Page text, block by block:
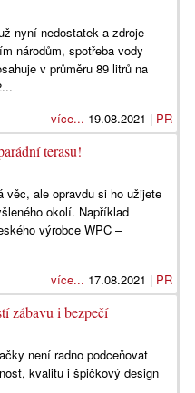
nyní nedostatek a zdroje
národům, spotřeba vody
v průměru 89 litrů na
více... 19.08.2021 | PR
terasu!
věc, ale opravdu si ho užijete
okolí. Například
výrobce WPC –
více... 17.08.2021 | PR
zábavu i bezpečí
není radno podceňovat
kvalitu i špičkový design